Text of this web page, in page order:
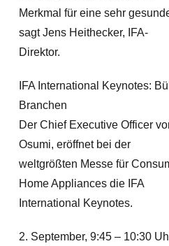
Merkmal für eine sehr
sagt Jens Heithecker, IFA-
Direktor.
IFA International Keynotes:
Branchen
Der Chief Executive Officer
Osumi, eröffnet bei der
weltgrößten Messe für
Home Appliances die IFA
International Keynotes.
2. September, 9:45 – 10:30